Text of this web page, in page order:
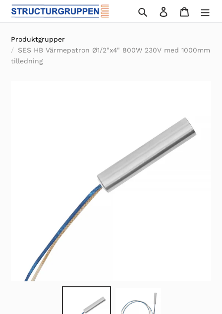
vidare
innehåll
Sök Logga in
Produktgrupper
SES HB Värmepatron Ø1/2"x4" 800W 230V med 1000mm
tilledning